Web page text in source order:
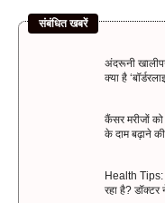
संबंधित खबरें
अंदरूनी
क्या है
कैंसर मरीजों
के दाम बढ़ाने
Health Tips:
रहा है?